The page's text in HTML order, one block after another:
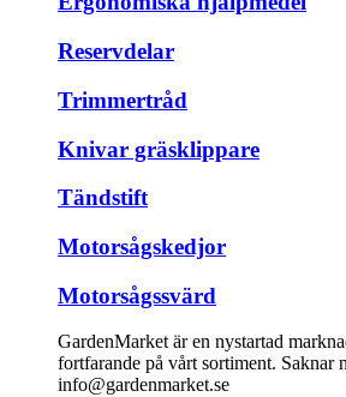
Reservdelar
Trimmertråd
Knivar gräsklippare
Tändstift
Motorsågskedjor
Motorsågssvärd
GardenMarket är en nystartad
fortfarande på vårt sortiment. Saknar
info@gardenmarket.se